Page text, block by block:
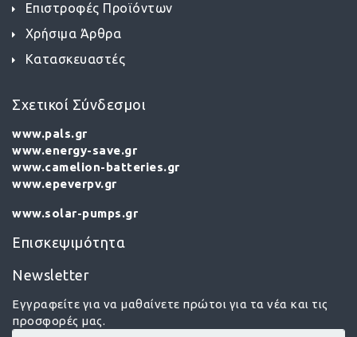
Επιστροφές Προϊόντων
Χρήσιμα Άρθρα
Κατασκευαστές
Σχετικοί Σύνδεσμοι
www.pals.gr
www.energy-save.gr
www.camelion-batteries.gr
www.epeverpv.gr
www.solar-pumps.gr
Επισκεψιμότητα
Newsletter
Εγγραφείτε για να μαθαίνετε πρώτοι για τα νέα και τις
προσφορές μας.